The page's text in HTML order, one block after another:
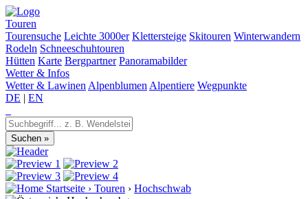
Touren
Tourensuche Leichte 3000er Klettersteige Skitouren Winterwandern
Rodeln Schneeschuhtouren
Hütten Karte Bergpartner Panoramabilder
Wetter & Infos
Wetter & Lawinen Alpenblumen Alpentiere Wegpunkte
DE | EN
Startseite › Touren › Hochschwab